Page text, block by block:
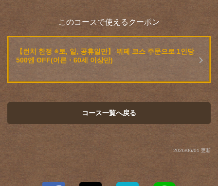
このコースで使えるクーポン
【런치 한정 ※토, 일, 공휴일만】 뷔페 코스 주문으로 1인당
500엔 OFF(어른・60세 이상만)
コース一覧へ戻る
2026/06/01 更新